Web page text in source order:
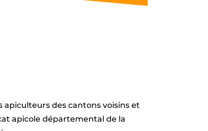
des cantons voisins et
apicole départemental de la